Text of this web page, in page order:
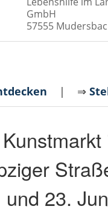
GmbH
57555
| ⇒
23.